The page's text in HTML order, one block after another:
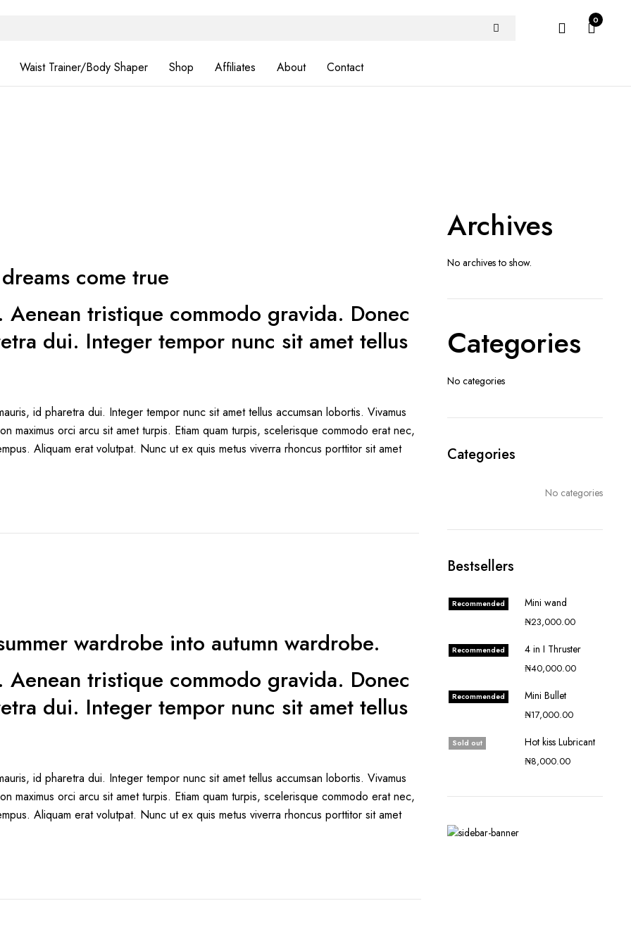
0
Waist Trainer/Body Shaper Shop Affiliates About Contact
come true
tristique commodo gravida. Donec
dui. Integer tempor nunc sit amet tellus
id pharetra dui. Integer tempor nunc sit amet tellus accumsan lobortis. Vivamus
maximus orci arcu sit amet turpis. Etiam quam turpis, scelerisque commodo erat nec,
Aliquam erat volutpat. Nunc ut ex quis metus viverra rhoncus porttitor sit amet
wardrobe into autumn wardrobe.
tristique commodo gravida. Donec
dui. Integer tempor nunc sit amet tellus
id pharetra dui. Integer tempor nunc sit amet tellus accumsan lobortis. Vivamus
maximus orci arcu sit amet turpis. Etiam quam turpis, scelerisque commodo erat nec,
Aliquam erat volutpat. Nunc ut ex quis metus viverra rhoncus porttitor sit amet
Archives
No archives to show.
Categories
No categories
Categories
No categories
Bestsellers
Recommended Mini wand
₦23,000.00
Recommended 4 in I Thruster
₦40,000.00
Recommended Mini Bullet
₦17,000.00
Sold out Hot kiss Lubricant
₦8,000.00